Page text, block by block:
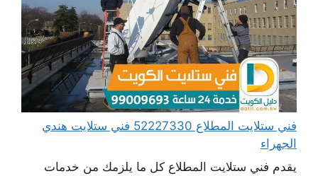
فني ستلايت المطلاع 52227330 فني ستلايت هندي
الجهراء
يقدم فني ستلايت المطلاع كل ما يلزمك من خدمات